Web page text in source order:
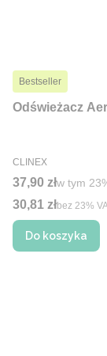
Bestseller
Odświeżacz
PRODUCENT
CLINEX
Cena brutto
37,90 złw tym %s
w tym
Cena netto
30,81 złbez 23%
Do koszyka